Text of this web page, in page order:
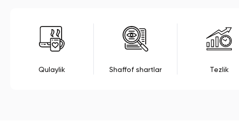
Qulaylik Shaffof shartlar Tezlik